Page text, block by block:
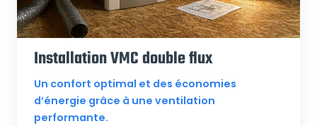
Installation VMC double flux
Un confort optimal et des économies
d’énergie grâce à une ventilation
performante.